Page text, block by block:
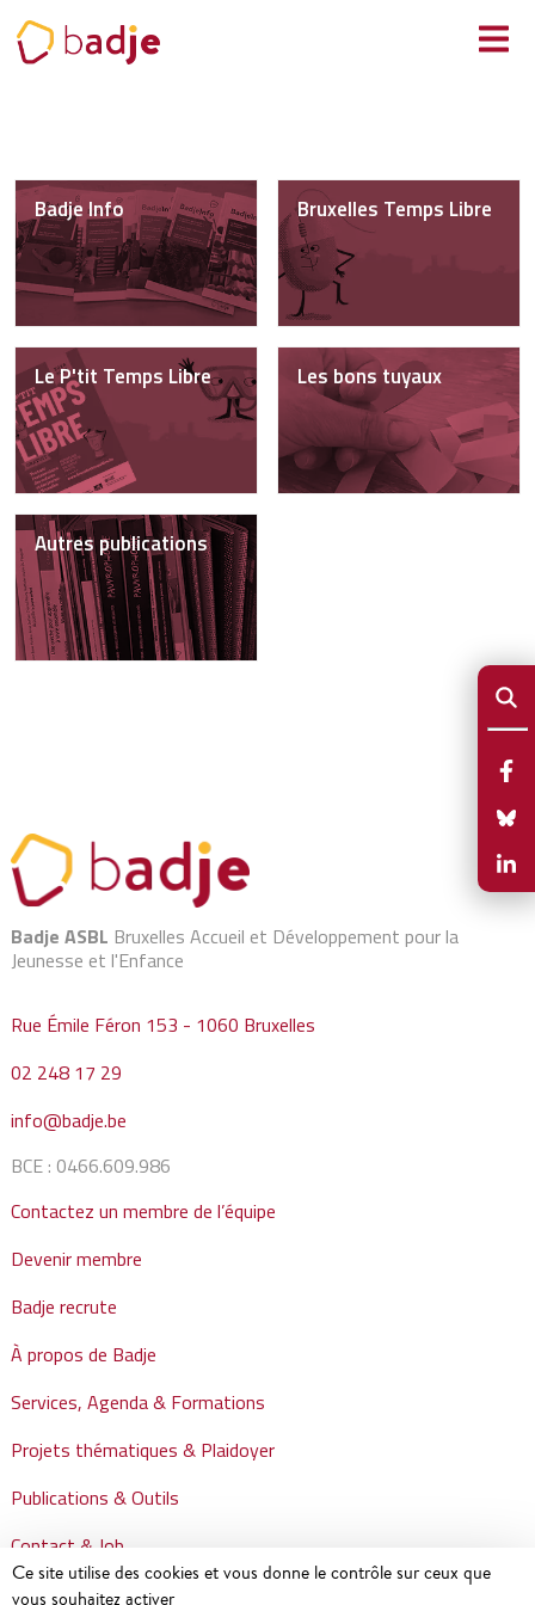
Ce site utilise des cookies et vous donne le contrôle sur ceux que
vous souhaitez activer
Badje Info Bruxelles Temps Libre
Le P'tit Temps Libre Les bons tuyaux
Autres publications
Badje ASBL Bruxelles Accueil et Développement pour la
Jeunesse et l'Enfance
Rue Émile Féron 153 - 1060 Bruxelles
02 248 17 29
info@badje.be
BCE : 0466.609.986
Contactez un membre de l’équipe
Devenir membre
Badje recrute
À propos de Badje
Services, Agenda & Formations
Projets thématiques & Plaidoyer
Publications & Outils
Contact & Job